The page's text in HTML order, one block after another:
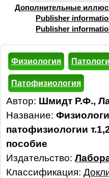
Дополнительные
Publisher
Publisher
Физиология
Патофизиология
Автор: Шмидт Р.Ф.,
Название:
патофизиологии
пособие
Издательство:
Классификация: